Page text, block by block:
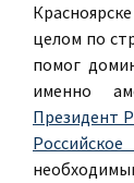
целом по
помог
именно
Президент